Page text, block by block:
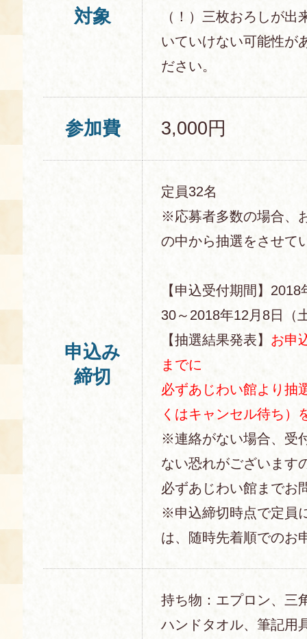
対象
（！）三枚おろしが
いていけない可能性が
ださい。
参加費 3,000円
申込み
締切
定員32名
※応募者多数の場合、
の中から抽選をさせて
【申込受付期間】
30～2018年12月8日（
【抽選結果発表】 お申
までに
必ずあじわい館より抽
くはキャンセル待ち）
※連絡がない場合、受
ない恐れがございます
必ずあじわい館までお
※申込締切時点で定員
は、随時先着順でのお
持ち物：エプロン、三
ハンドタオル、筆記用